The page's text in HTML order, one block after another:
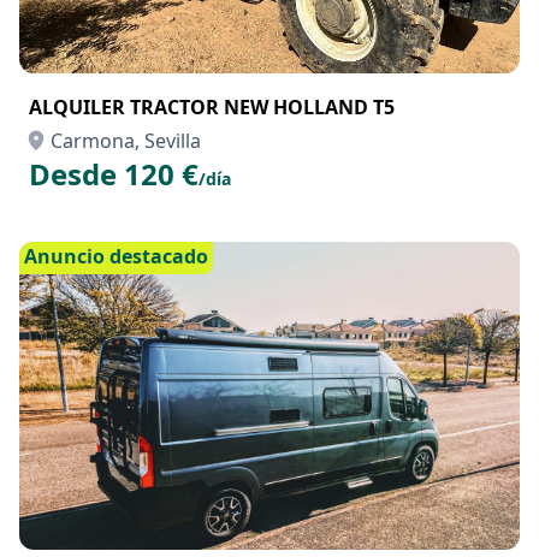
ALQUILER TRACTOR NEW HOLLAND T5
Carmona, Sevilla
Desde 120 €/día
Anuncio destacado